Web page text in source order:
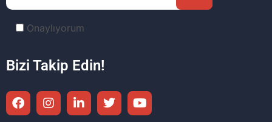
Onaylıyorum
Bizi Takip Edin!